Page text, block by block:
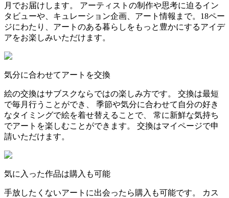
月でお届けします。 アーティストの制作や思考に迫るイン
タビューや、キュレーション企画、アート情報まで。18ペー
ジにわたり、アートのある暮らしをもっと豊かにするアイデ
アをお楽しみいただけます。
気分に合わせてアートを交換
絵の交換はサブスクならではの楽しみ方です。 交換は最短
で毎月行うことができ、 季節や気分に合わせて自分の好き
なタイミングで絵を着せ替えることで、 常に新鮮な気持ち
でアートを楽しむことができます。 交換はマイページで申
請いただけます。
気に入った作品は購入も可能
手放したくないアートに出会ったら購入も可能です。 カス